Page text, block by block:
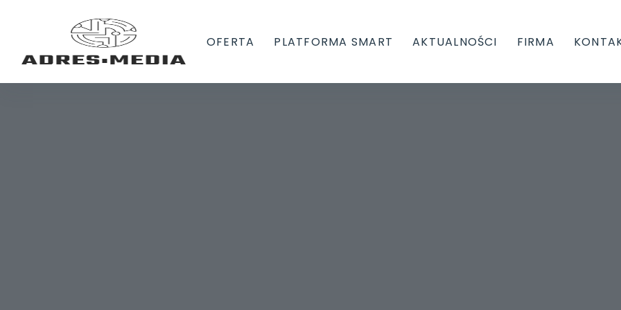
OFERTA PLATFORMA SMART AKTUALNOŚCI FIRMA